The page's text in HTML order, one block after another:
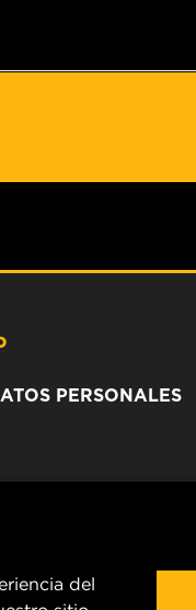
PERSONALES
del